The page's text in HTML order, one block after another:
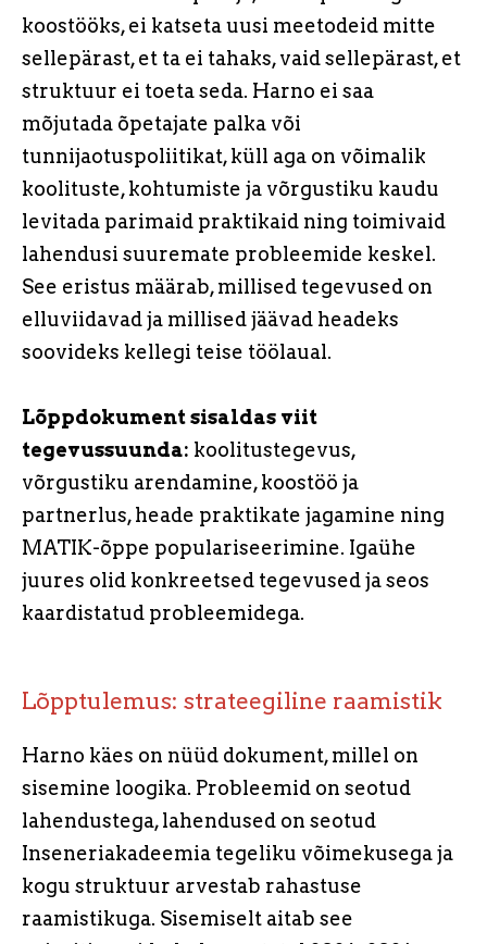
koostööks, ei katseta uusi meetodeid mitte
sellepärast, et ta ei tahaks, vaid sellepärast, et
struktuur ei toeta seda. Harno ei saa
mõjutada õpetajate palka või
tunnijaotuspoliitikat, küll aga on võimalik
koolituste, kohtumiste ja võrgustiku kaudu
levitada parimaid praktikaid ning toimivaid
lahendusi suuremate probleemide keskel.
See eristus määrab, millised tegevused on
elluviidavad ja millised jäävad headeks
soovideks kellegi teise töölaual.
Lõppdokument sisaldas viit
tegevussuunda: koolitustegevus,
võrgustiku arendamine, koostöö ja
partnerlus, heade praktikate jagamine ning
MATIK-õppe populariseerimine. Igaühe
juures olid konkreetsed tegevused ja seos
kaardistatud probleemidega.
Lõpptulemus: strateegiline raamistik
Harno käes on nüüd dokument, millel on
sisemine loogika. Probleemid on seotud
lahendustega, lahendused on seotud
Inseneriakadeemia tegeliku võimekusega ja
kogu struktuur arvestab rahastuse
raamistikuga. Sisemiselt aitab see